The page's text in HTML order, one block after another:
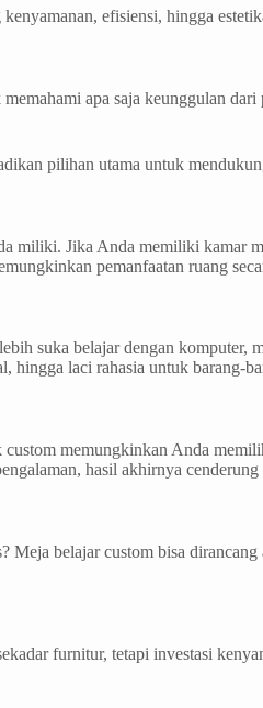
efisiensi, hingga
apa saja keunggulan
pilihan utama untuk
miliki. Jika Anda memiliki kamar
pemanfaatan ruang
suka belajar dengan
hingga laci rahasia untuk
custom memungkinkan Anda
hasil akhirnya
belajar custom bisa
furnitur, tetapi investasi